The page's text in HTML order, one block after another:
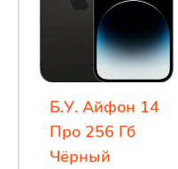
Б.У. Айфон 14
Про 256 Гб
Чёрный